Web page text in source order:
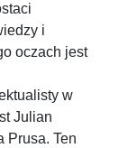
i
oczach jest
w
Julian
Prusa. Ten